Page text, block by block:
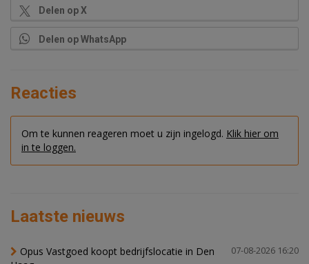
Delen op X
Delen op WhatsApp
Reacties
Om te kunnen reageren moet u zijn ingelogd. Klik hier om
in te loggen.
Laatste nieuws
07-08-2026 16:20
Opus Vastgoed koopt bedrijfslocatie in Den